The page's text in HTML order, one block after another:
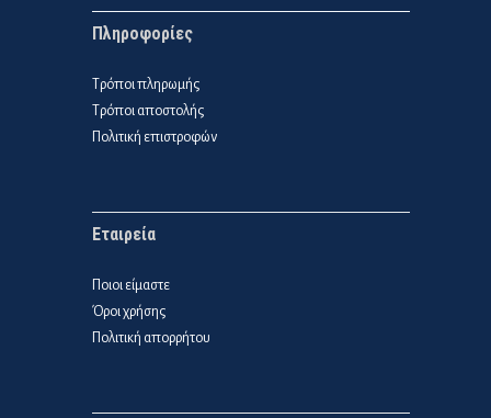
Πληροφορίες
Τρόποι πληρωμής
Τρόποι αποστολής
Πολιτική επιστροφών
Εταιρεία
Ποιοι είμαστε
Όροι χρήσης
Πολιτική απορρήτου